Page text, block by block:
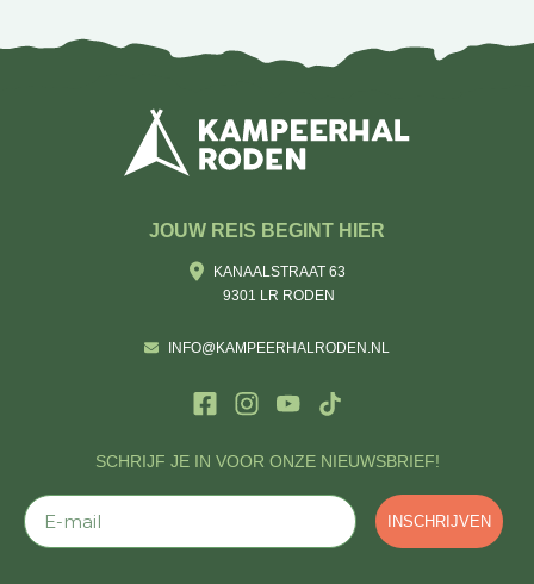
SCHRIJF JE IN VOOR ONZE NIEUWSBRIEF!
E-mail
INSCHRIJVEN
JOUW REIS BEGINT HIER
KANAALSTRAAT 63
9301 LR RODEN
INFO@KAMPEERHALRODEN.NL